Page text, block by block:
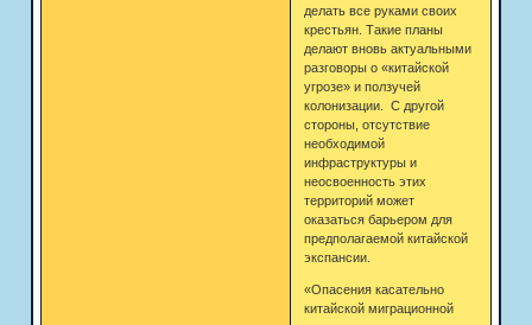
делать все руками своих
крестьян. Такие планы
делают вновь актуальными
разговоры о «китайской
угрозе» и ползучей
колонизации. С другой
стороны, отсутствие
необходимой
инфраструктуры и
неосвоенность этих
территорий может
оказаться барьером для
предполагаемой китайской
экспансии.
«Опасения касательно
китайской миграционной